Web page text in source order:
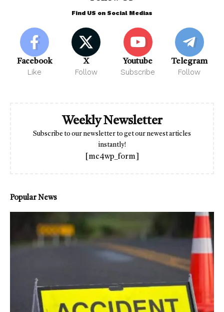
Find US on Social Medias
Facebook
Like
X
Follow
Youtube
Subscribe
Telegram
Follow
Weekly Newsletter
Subscribe to our newsletter to get our newest articles
instantly!
[mc4wp_form]
Popular News